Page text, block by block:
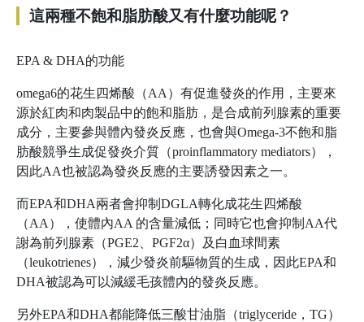
這兩種不飽和脂肪酸又有什麼功能呢？
EPA & DHA的功能
omega6的花生四烯酸（AA）有促進發炎的作用，主要來
源於紅肉和肉製品中的飽和脂肪，是合成前列腺素的重要
成分，主要參與體內發炎反應，也會與Omega-3不飽和脂
肪酸競爭生成促發炎介質（proinflammatory mediators），
因此AA也被認為發炎反應的主要誘發因素之一。
而EPA和DHA兩者會抑制DGLA轉化成花生四烯酸
（AA），使體內AA 的含量減低；同時它也會抑制AA代
謝為前列腺素（PGE2、PGF2α）及白血球間素
（leukotrienes），減少發炎前驅物質的生成，因此EPA和
DHA被認為可以減緩毛孩體內的發炎反應。
另外EPA和DHA都能降低三酸甘油脂（triglyceride，TG）